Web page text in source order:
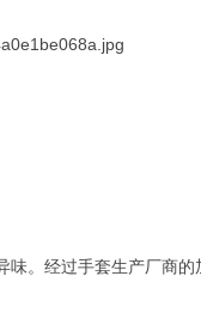
。经过手套生产厂商